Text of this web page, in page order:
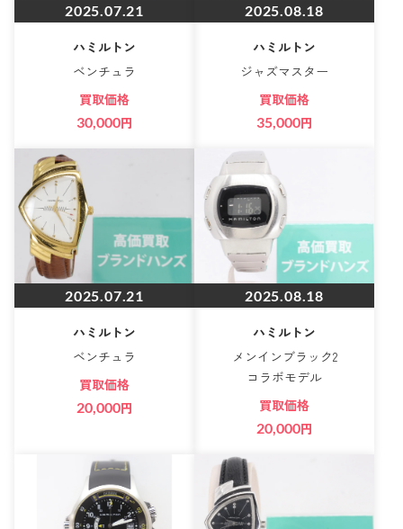
2025.07.21
ハミルトン
ベンチュラ
買取価格
30,000円
2025.08.18
ハミルトン
ジャズマスター
買取価格
35,000円
2025.07.21
ハミルトン
ベンチュラ
買取価格
20,000円
2025.08.18
ハミルトン
メンインブラック2
コラボモデル
買取価格
20,000円